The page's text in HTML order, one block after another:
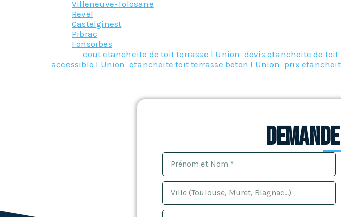
Villeneuve-Tolosane
Revel
Castelginest
Pibrac
Fonsorbes
Taggedcout etancheite de toit terrasse l Union devis etancheite de toit
accessible l Union ,etancheite toit terrasse beton l Union prix